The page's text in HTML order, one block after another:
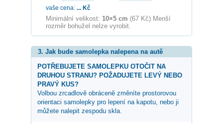
vaše cena: ... Kč
Minimální velikost: 10×5 cm (67 Kč) Menší
rozměr bohužel nelze vyrobit.
3. Jak bude samolepka nalepena na autě
POTŘEBUJETE SAMOLEPKU OTOČIT NA
DRUHOU STRANU? POŽADUJETE LEVÝ NEBO
PRAVÝ KUS?
Volbou zrcadlově obráceně změníte prostorovou
orientaci samolepky pro lepení na kapotu, nebo ji
můžete nalepit zespodu skla.